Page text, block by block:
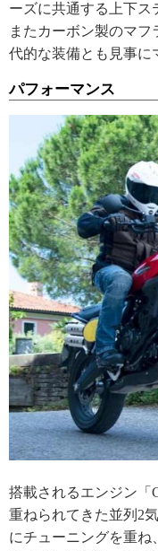
ーズに共通する上下ス
またカーボン製のマ
代的な装備とも見事に
パフォーマンス
搭載されるエンジン「
重ねられてきた並列2
にチューニングを重ね